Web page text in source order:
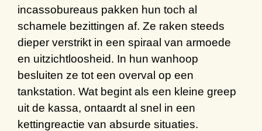
incassobureaus pakken hun toch al
schamele bezittingen af. Ze raken steeds
dieper verstrikt in een spiraal van armoede
en uitzichtloosheid. In hun wanhoop
besluiten ze tot een overval op een
tankstation. Wat begint als een kleine greep
uit de kassa, ontaardt al snel in een
kettingreactie van absurde situaties.